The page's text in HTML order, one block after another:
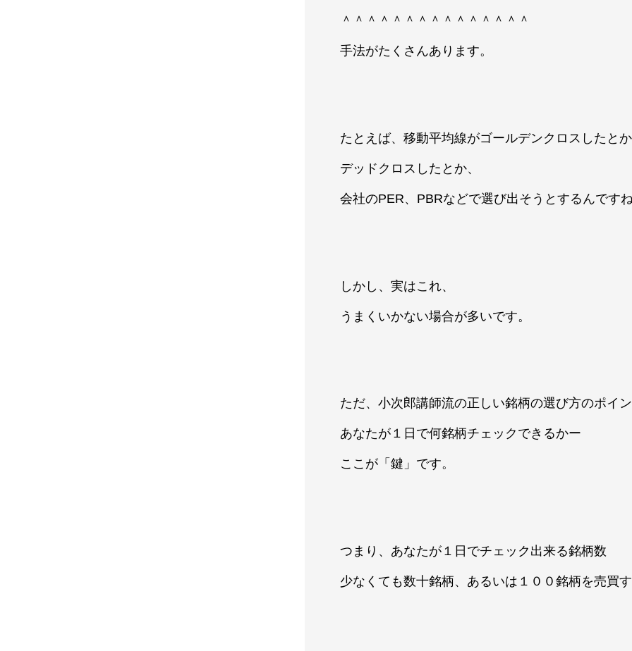
＾＾＾＾＾＾＾＾＾＾＾＾＾＾＾
手法がたくさんあります。
たとえば、移動平均線がゴールデンクロスしたと
デッドクロスしたとか、
会社のPER、PBRなどで選び出そうとするんです
しかし、実はこれ、
うまくいかない場合が多いです。
ただ、小次郎講師流の正しい銘柄の選び方のポイ
あなたが１日で何銘柄チェックできるかー
ここが「鍵」です。
つまり、あなたが１日でチェック出来る銘柄数
少なくても数十銘柄、あるいは１００銘柄を売買